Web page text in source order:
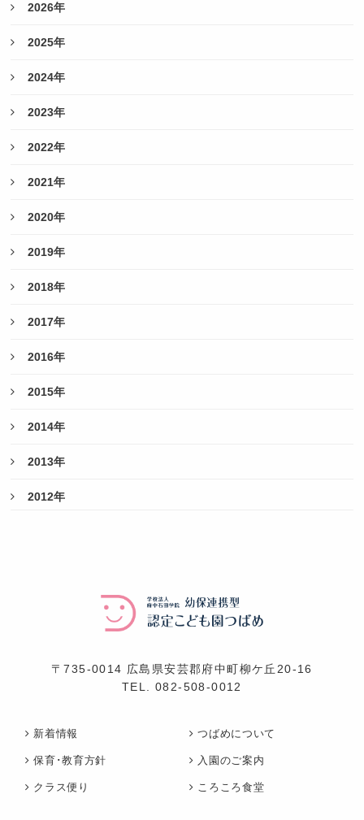
2026年
2025年
2024年
2023年
2022年
2021年
2020年
2019年
2018年
2017年
2016年
2015年
2014年
2013年
2012年
〒735-0014 広島県安芸郡府中町柳ケ丘20-16
TEL.082-508-0012
新着情報 つばめについて
保育･教育方針 入園のご案内
クラス便り ころころ食堂